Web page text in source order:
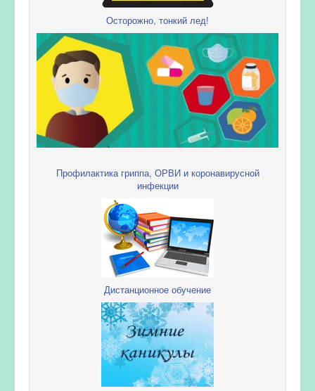
Осторожно, тонкий лед!
Профилактика гриппа, ОРВИ и коронавирусной
инфекции
Дистанционное обучение